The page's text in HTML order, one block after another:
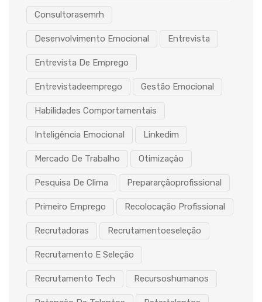
Consultorasemrh
Desenvolvimento Emocional Entrevista
Entrevista De Emprego
Entrevistadeemprego Gestão Emocional
Habilidades Comportamentais
Inteligência Emocional Linkedim
Mercado De Trabalho Otimização
Pesquisa De Clima Prepararçãoprofissional
Primeiro Emprego Recolocação Profissional
Recrutadoras Recrutamentoeseleção
Recrutamento E Seleção
Recrutamento Tech Recursoshumanos